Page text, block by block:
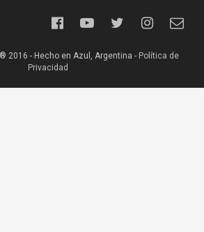
2016 - Hecho en Azul, Argentina - Política de
Privacidad